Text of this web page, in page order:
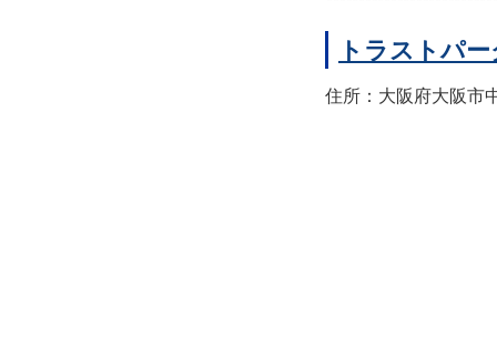
トラストパ
住所：大阪府大阪市